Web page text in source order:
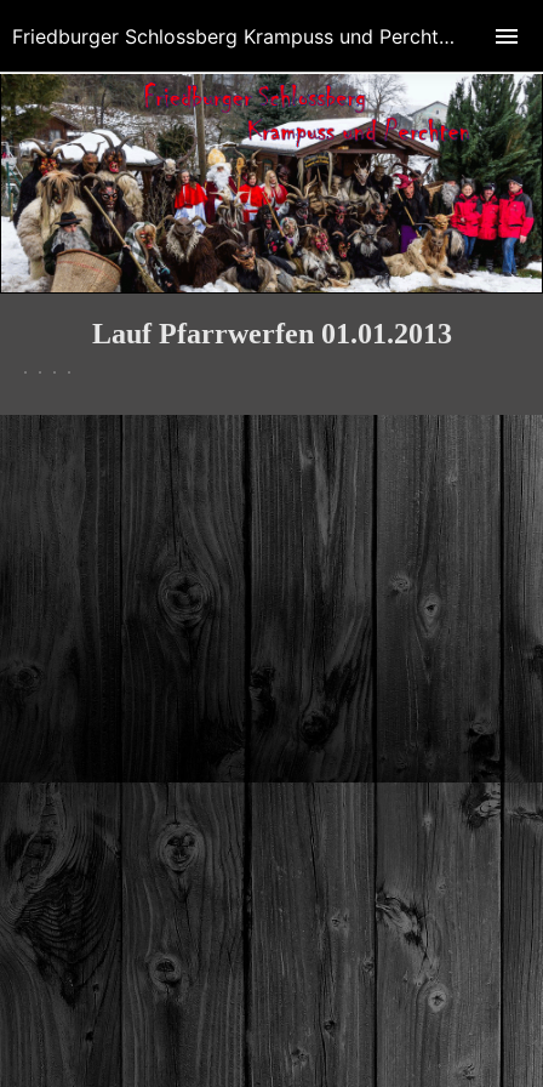
Lauf Pfarrwerfen 01.01.2013
Friedburger Schlossberg Krampuss und Perchten